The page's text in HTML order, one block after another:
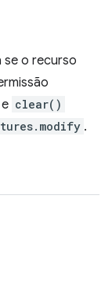
se o recurso
e clear()
.